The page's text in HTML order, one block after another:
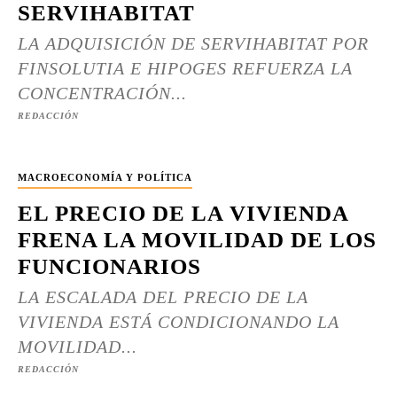
SERVIHABITAT
LA ADQUISICIÓN DE SERVIHABITAT POR
FINSOLUTIA E HIPOGES REFUERZA LA
CONCENTRACIÓN...
REDACCIÓN
MACROECONOMÍA Y POLÍTICA
EL PRECIO DE LA VIVIENDA
FRENA LA MOVILIDAD DE LOS
FUNCIONARIOS
LA ESCALADA DEL PRECIO DE LA
VIVIENDA ESTÁ CONDICIONANDO LA
MOVILIDAD...
REDACCIÓN